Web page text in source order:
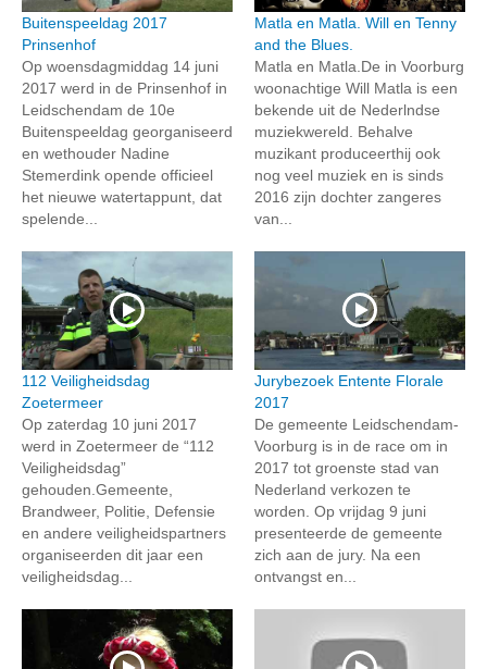
Buitenspeeldag 2017
Prinsenhof
Op woensdagmiddag 14 juni
2017 werd in de Prinsenhof in
Leidschendam de 10e
Buitenspeeldag georganiseerd
en wethouder Nadine
Stemerdink opende officieel
het nieuwe watertappunt, dat
spelende...
Matla en Matla. Will en Tenny
and the Blues.
Matla en Matla.De in Voorburg
woonachtige Will Matla is een
bekende uit de Nederlndse
muziekwereld. Behalve
muzikant produceerthij ook
nog veel muziek en is sinds
2016 zijn dochter zangeres
van...
112 Veiligheidsdag
Zoetermeer
Op zaterdag 10 juni 2017
werd in Zoetermeer de “112
Veiligheidsdag”
gehouden.Gemeente,
Brandweer, Politie, Defensie
en andere veiligheidspartners
organiseerden dit jaar een
veiligheidsdag...
Jurybezoek Entente Florale
2017
De gemeente Leidschendam-
Voorburg is in de race om in
2017 tot groenste stad van
Nederland verkozen te
worden. Op vrijdag 9 juni
presenteerde de gemeente
zich aan de jury. Na een
ontvangst en...